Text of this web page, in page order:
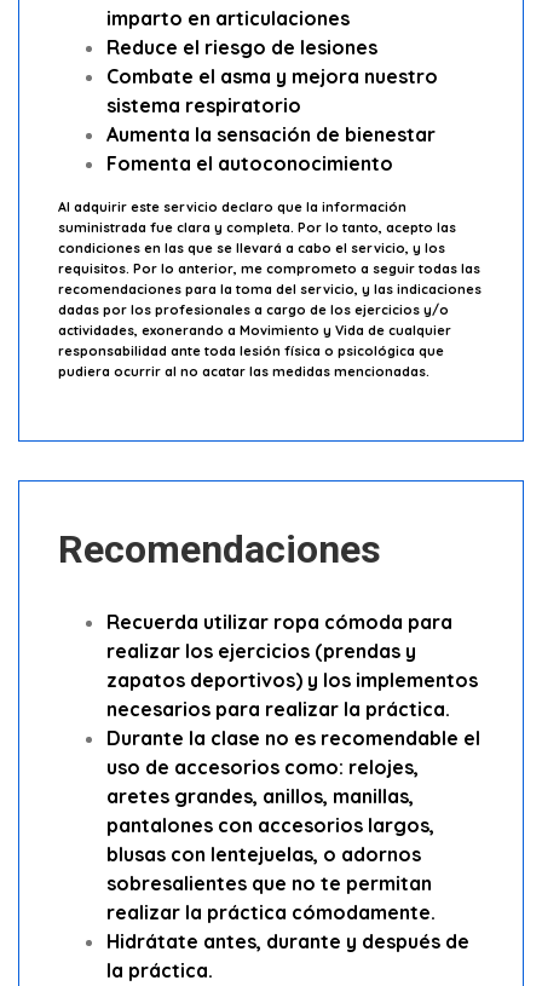
imparto en articulaciones
Reduce el riesgo de lesiones
Combate el asma y mejora nuestro
sistema respiratorio
Aumenta la sensación de bienestar
Fomenta el autoconocimiento
Al adquirir este servicio declaro que la información
suministrada fue clara y completa. Por lo tanto, acepto las
condiciones en las que se llevará a cabo el servicio, y los
requisitos. Por lo anterior, me comprometo a seguir todas las
recomendaciones para la toma del servicio, y las indicaciones
dadas por los profesionales a cargo de los ejercicios y/o
actividades, exonerando a Movimiento y Vida de cualquier
responsabilidad ante toda lesión física o psicológica que
pudiera ocurrir al no acatar las medidas mencionadas.
Recomendaciones
Recuerda utilizar ropa cómoda para
realizar los ejercicios (prendas y
zapatos deportivos) y los implementos
necesarios para realizar la práctica.
Durante la clase no es recomendable el
uso de accesorios como: relojes,
aretes grandes, anillos, manillas,
pantalones con accesorios largos,
blusas con lentejuelas, o adornos
sobresalientes que no te permitan
realizar la práctica cómodamente.
Hidrátate antes, durante y después de
la práctica.